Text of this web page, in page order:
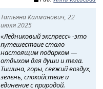
Татьяна Калманович, 22
июля 2025
«Ледниковый экспресс» -это
путешествие стало
настоящим подарком —
отдыхом для души и тела.
Тишина, горы, свежий воздух,
зелень, спокойствие и
единение с природой.